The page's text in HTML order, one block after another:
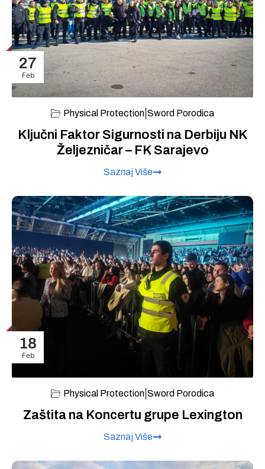
27
Feb
Physical Protection Sword Porodica
Ključni Faktor Sigurnosti na Derbiju NK
Željezničar – FK Sarajevo
Saznaj Više
18
Feb
Physical Protection Sword Porodica
Zaštita na Koncertu grupe Lexington
Saznaj Više